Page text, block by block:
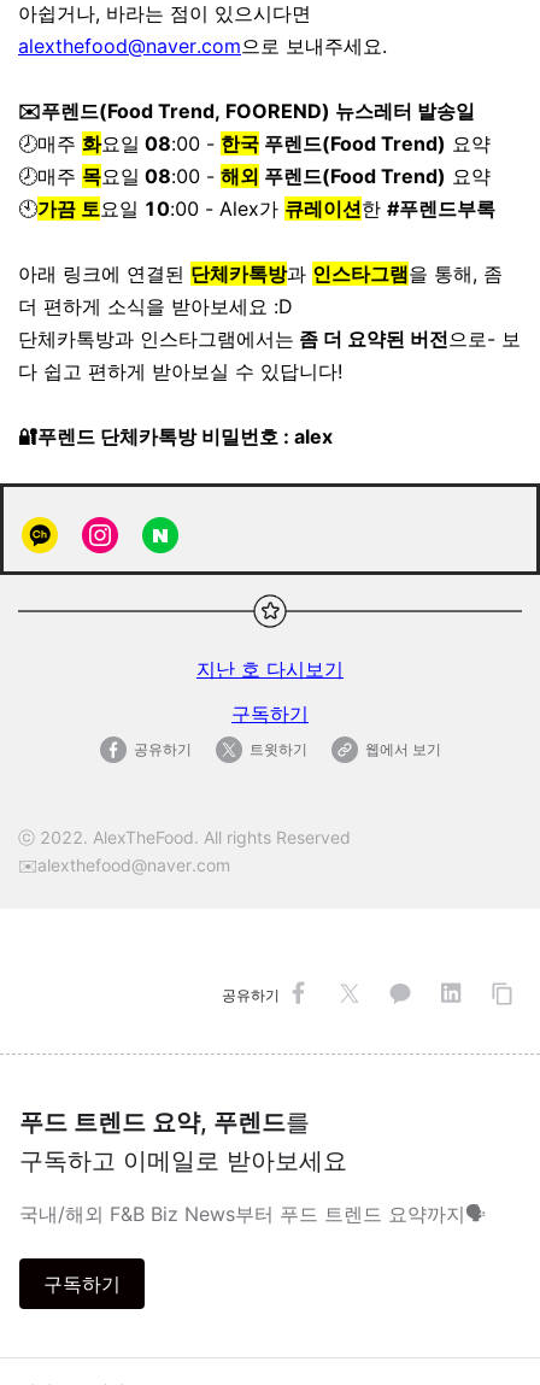
아쉽거나, 바라는 점이 있으시다면
alexthefood@naver.com으로 보내주세요.
✉️푸렌드(Food Trend, FOOREND) 뉴스레터 발송일
🕗매주 화요일 08:00 - 한국 푸렌드(Food Trend) 요약
🕗매주 목요일 08:00 - 해외 푸렌드(Food Trend) 요약
🕙가끔 토요일 10:00 - Alex가 큐레이션한 #푸렌드부록
아래 링크에 연결된 단체카톡방과 인스타그램을 통해, 좀
더 편하게 소식을 받아보세요 :D
단체카톡방과 인스타그램에서는 좀 더 요약된 버전으로- 보
다 쉽고 편하게 받아보실 수 있답니다!
🔐푸렌드 단체카톡방 비밀번호 : alex
지난 호 다시보기
구독하기
공유하기 트윗하기 웹에서 보기
ⓒ 2022. AlexTheFood. All rights Reserved
✉️alexthefood@naver.com
공유하기
푸드 트렌드 요약, 푸렌드를
구독하고 이메일로 받아보세요
국내/해외 F&B Biz News부터 푸드 트렌드 요약까지🗣
구독하기